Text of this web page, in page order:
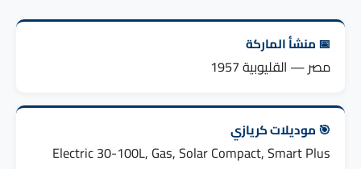
📅 منشأ الماركة
مصر — القليوبية 1957
🎯 موديلات كريازي
Electric 30-100L, Gas, Solar Compact, Smart Plus